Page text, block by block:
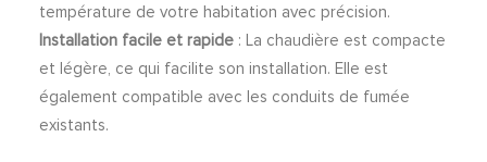
température de votre habitation avec précision.
Installation facile et rapide : La chaudière est compacte
et légère, ce qui facilite son installation. Elle est
également compatible avec les conduits de fumée
existants.